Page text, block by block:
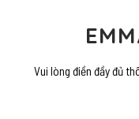
Vui lòng điền đầy đủ